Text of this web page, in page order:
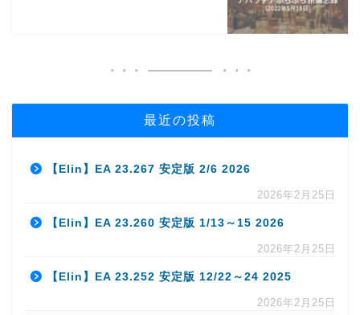
最近の投稿
【Elin】EA 23.267 安定版 2/6 2026
2026年2月25日
【Elin】EA 23.260 安定版 1/13～15 2026
2026年2月25日
【Elin】EA 23.252 安定版 12/22～24 2025
2026年2月25日